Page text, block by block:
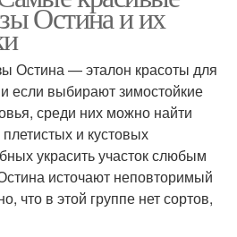
Остина и их
Остина — эталон красоты для
если выбирают зимостойкие
среди них можно найти
и кустовых
украсить участок слюбым
источают неповторимый
что в этой группе нет сортов,